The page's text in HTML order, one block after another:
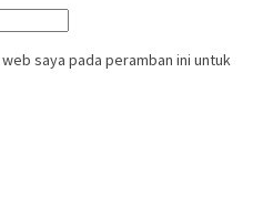
saya pada peramban ini untuk